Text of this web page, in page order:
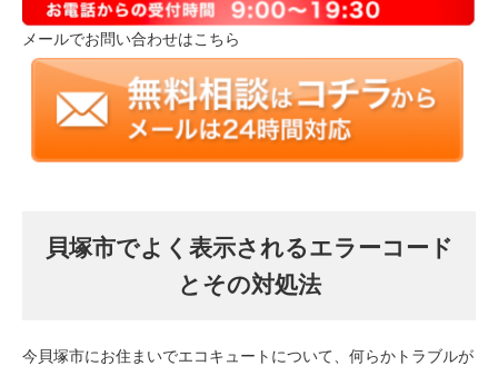
メールでお問い合わせはこちら
貝塚市でよく表示されるエラーコード
とその対処法
今貝塚市にお住まいでエコキュートについて、何らかトラブルが